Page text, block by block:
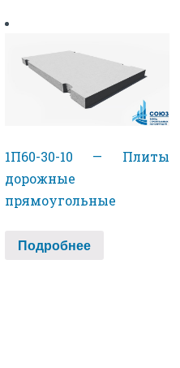
1П60-30-10 — Плиты
дорожные
прямоугольные
Подробнее